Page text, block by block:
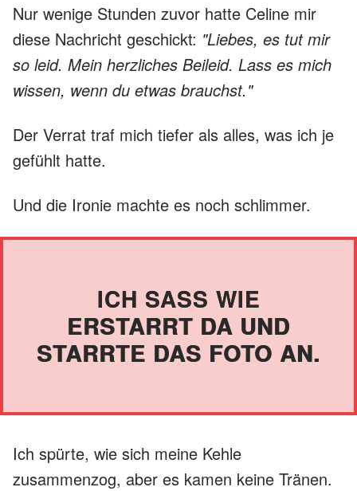
Nur wenige Stunden zuvor hatte Celine mir
diese Nachricht geschickt: "Liebes, es tut mir
so leid. Mein herzliches Beileid. Lass es mich
wissen, wenn du etwas brauchst."
Der Verrat traf mich tiefer als alles, was ich je
gefühlt hatte.
Und die Ironie machte es noch schlimmer.
ICH SASS WIE E
RSTARRT DA UND S
TARRTE DAS FOTO AN.
Ich spürte, wie sich meine Kehle
zusammenzog, aber es kamen keine Tränen.